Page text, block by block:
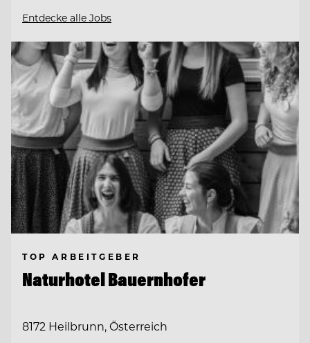
Entdecke alle Jobs
TOP ARBEITGEBER
Naturhotel Bauernhofer
8172 Heilbrunn, Österreich